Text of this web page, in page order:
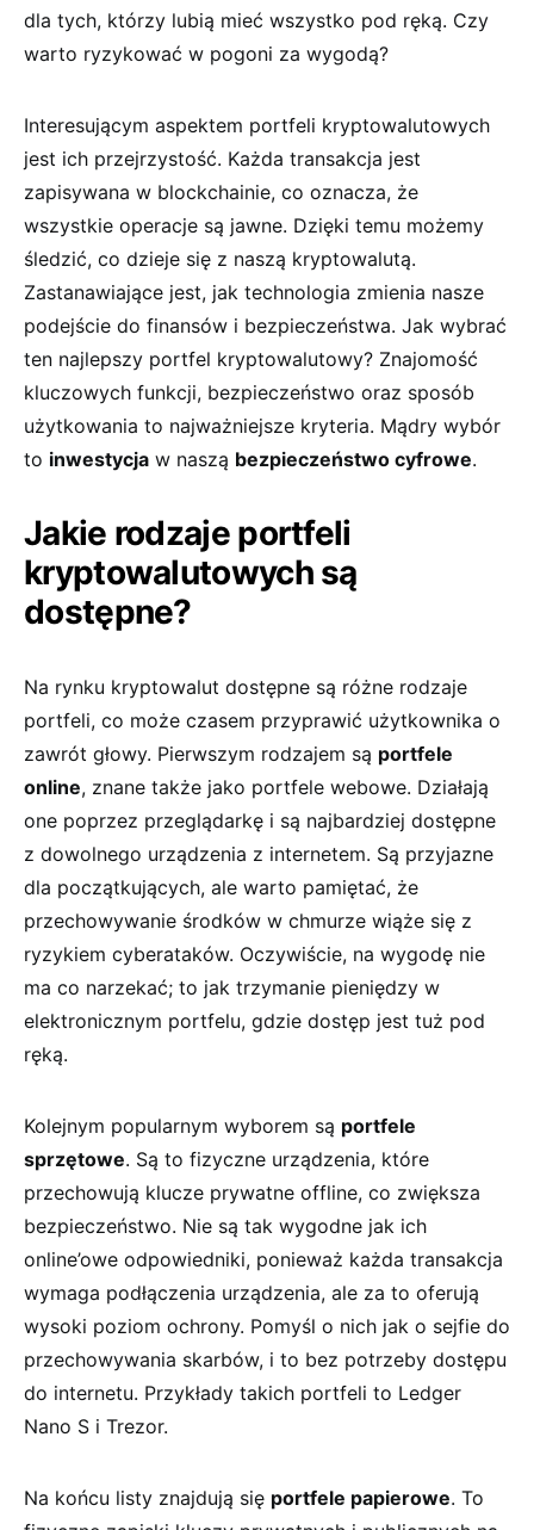
⁣dla tych, którzy lubią mieć wszystko pod ręką. ‌Czy
warto ‍ryzykować⁤ w ⁣pogoni za wygodą?
Interesującym​ aspektem portfeli‌ kryptowalutowych
jest ‍ich przejrzystość. Każda​ transakcja ⁢jest
zapisywana w blockchainie, co oznacza, że
wszystkie operacje są ⁣jawne. Dzięki temu możemy​
śledzić, co dzieje się z⁤ naszą kryptowalutą.⁤
Zastanawiające jest, ​jak technologia zmienia nasze
podejście do finansów i bezpieczeństwa. Jak⁣ wybrać
ten najlepszy portfel kryptowalutowy? ⁣Znajomość
kluczowych⁢ funkcji,​ bezpieczeństwo oraz sposób
użytkowania to najważniejsze kryteria. Mądry wybór
to inwestycja w naszą bezpieczeństwo cyfrowe.
Jakie rodzaje portfeli⁢
kryptowalutowych są
dostępne?
Na rynku​ kryptowalut dostępne są różne ​rodzaje
‍portfeli, co ⁢może czasem przyprawić‌ użytkownika‍ o
zawrót⁣ głowy. ⁢Pierwszym rodzajem⁣ są portfele
online,⁢ znane także jako ⁢portfele ⁤webowe. Działają‌
one poprzez przeglądarkę i są najbardziej ‍dostępne⁣
z dowolnego urządzenia z ⁣internetem. Są przyjazne
⁣dla‌ początkujących,​ ale warto pamiętać, ⁤że
‌przechowywanie środków‍ w⁣ chmurze wiąże się z
ryzykiem⁣ cyberataków. Oczywiście, na wygodę nie
ma‍ co narzekać;⁢ to ‍jak trzymanie​ pieniędzy ​w
elektronicznym portfelu, gdzie dostęp‍ jest tuż pod⁣
ręką.
Kolejnym popularnym⁣ wyborem są portfele
‍sprzętowe. Są to fizyczne urządzenia, które
przechowują klucze prywatne offline, co ​zwiększa
bezpieczeństwo. ⁤Nie są ⁣tak ​wygodne jak ich
online’owe odpowiedniki, ⁣ponieważ każda⁣ transakcja​
wymaga​ podłączenia urządzenia, ⁤ale za⁤ to ​oferują
⁣wysoki poziom ​ochrony. Pomyśl o⁢ nich jak o sejfie do
przechowywania skarbów, i ‌to bez potrzeby dostępu
do​ internetu. Przykłady ⁤takich portfeli to Ledger
Nano S ⁤i Trezor.
Na końcu listy ⁤znajdują się​ portfele papierowe. To